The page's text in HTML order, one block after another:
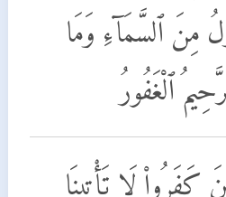
مِنَ ٱلسَّمَآءِ وَمَا
ٱلْغَفُورُ
كَفَرُوا۟ لَا تَأْتِينَا